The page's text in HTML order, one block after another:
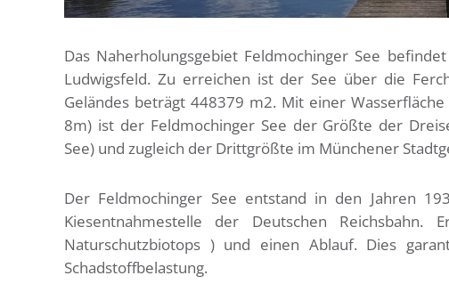
Das Naherholungsgebiet Feldmochinger See
Ludwigsfeld. Zu erreichen ist der See über die
Geländes beträgt 448379 m2. Mit einer
8m) ist der Feldmochinger See der Größte der
See) und zugleich der Drittgrößte im Münchener
Der Feldmochinger See entstand in den Jahren
Kiesentnahmestelle der Deutschen
Naturschutzbiotops ) und einen Ablauf. Dies
Schadstoffbelastung.